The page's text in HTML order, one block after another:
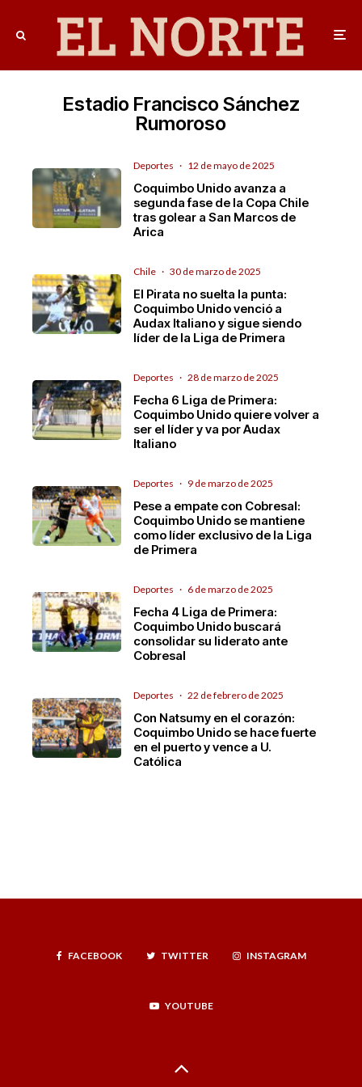
Estadio Francisco Sánchez
Rumoroso
Deportes · 12 de mayo de 2025
Coquimbo Unido avanza a
segunda fase de la Copa Chile
tras golear a San Marcos de
Arica
Chile · 30 de marzo de 2025
El Pirata no suelta la punta:
Coquimbo Unido venció a
Audax Italiano y sigue siendo
líder de la Liga de Primera
Deportes · 28 de marzo de 2025
Fecha 6 Liga de Primera:
Coquimbo Unido quiere volver a
ser el líder y va por Audax
Italiano
Deportes · 9 de marzo de 2025
Pese a empate con Cobresal:
Coquimbo Unido se mantiene
como líder exclusivo de la Liga
de Primera
Deportes · 6 de marzo de 2025
Fecha 4 Liga de Primera:
Coquimbo Unido buscará
consolidar su liderato ante
Cobresal
Deportes · 22 de febrero de 2025
Con Natsumy en el corazón:
Coquimbo Unido se hace fuerte
en el puerto y vence a U.
Católica
FACEBOOK TWITTER INSTAGRAM
YOUTUBE